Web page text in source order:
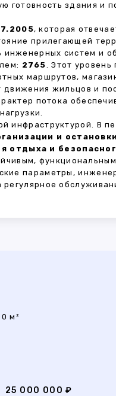
готовность здания и
, которая
прилегающей
систем и
2765. Этот уровень
маршрутов,
жильцов и
потока
инфраструктурой. В
и
отдыха и
параметры,
м²
25 000 000 ₽